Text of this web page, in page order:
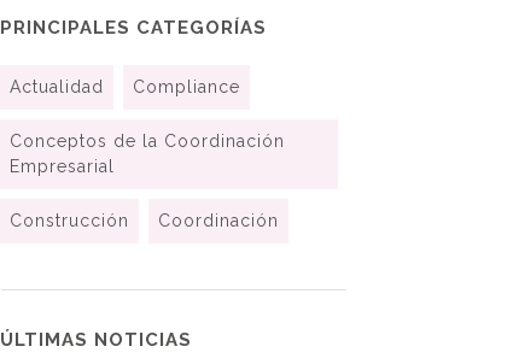
PRINCIPALES CATEGORÍAS
Actualidad Compliance
Conceptos de la Coordinación
Empresarial
Construcción Coordinación
ÚLTIMAS NOTICIAS